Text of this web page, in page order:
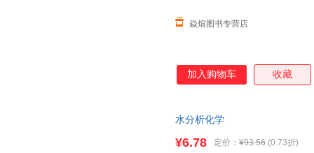
焱煊图书专营店
加入购物车 收藏
水分析化学
¥6.78 定价： ¥93.56 (0.73折)